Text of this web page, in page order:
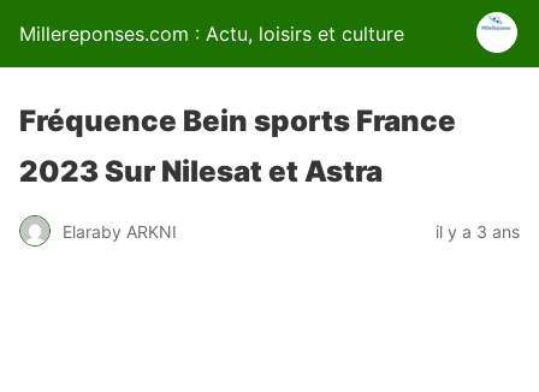
Millereponses.com : Actu, loisirs et culture
Fréquence Bein sports France
2023 Sur Nilesat et Astra
Elaraby ARKNI il y a 3 ans